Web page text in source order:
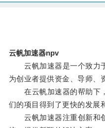
云帆加速器npv
云帆加速器是一个致力于
为创业者提供资金、导师、
在云帆加速器的帮助下
们的项目得到了更快的发展
云帆加速器注重创新和